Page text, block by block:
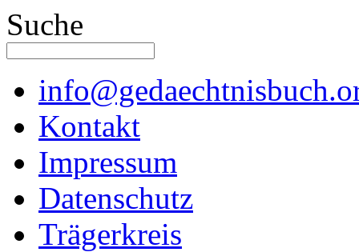
Suche
Kontakt
Impressum
Datenschutz
Trägerkreis